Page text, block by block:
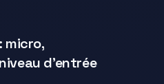
micro,
d’entrée